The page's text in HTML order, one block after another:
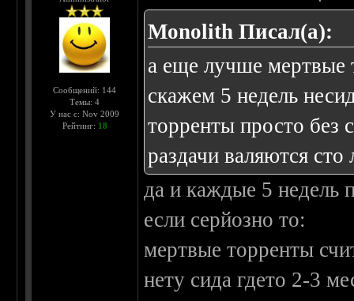
Сообщений: 144
Темы: 4
У нас с: Nov 2009
Рейтинг: 18
Monolith Писал(а):
а еще лучше мертвые
скажем 5 недель
торренты просто без
раздачи валяются сто
да и каждые 5 недель
если серйозно то:
мертвые торренты
нету сида гдето 2-3